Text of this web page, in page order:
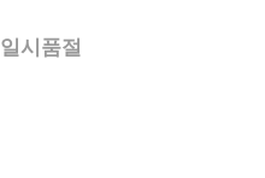
일시품절